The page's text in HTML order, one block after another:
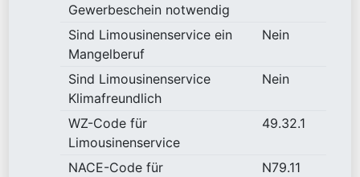
Gewerbeschein notwendig
Sind Limousinenservice ein
Mangelberuf
Nein
Sind Limousinenservice
Klimafreundlich
Nein
WZ-Code für
Limousinenservice
49.32.1
NACE-Code für
N79.11